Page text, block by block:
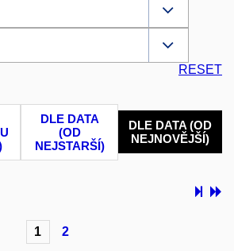
RESET
DLE DATA
(OD
NEJSTARŠÍ)
DLE DATA (OD
NEJNOVĚJŠÍ)
1 2